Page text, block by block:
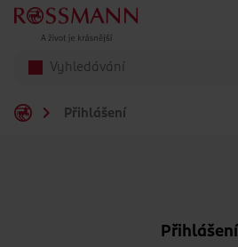
Přeskočit na hlavmní obsah
Přihlášení
Přihlášení